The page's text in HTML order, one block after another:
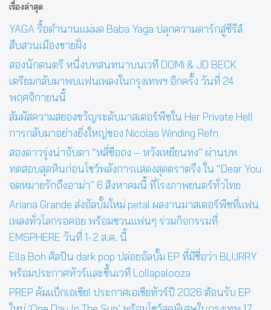
เรื่องล่าสุด
YAGA รื้อตำนานแม่มด Baba Yaga ปลุกความดาร์กสู่ซีรีส์
สืบสวนเมืองชายฝั่ง
สองนักดนตรี หนึ่งบทสนทนาบนเวที DOMi & JD BECK
เตรียมกลับมาพบแฟนเพลงในกรุงเทพฯ อีกครั้ง วันที่ 24
พฤศจิกายนนี้
สัมผัสความสยองขวัญระดับมาสเตอร์พีซใน Her Private Hell
การกลับมาอย่างยิ่งใหญ่ของ Nicolas Winding Refn
สองดาวรุ่งน่าจับตา “หลี่ซือถง – หวังเหยียนทง” ผ่านบท
ทดสอบสุดหินก่อนโชว์พลังการแสดงสุดตราตรึง ใน “Dear You
จดหมายรักถึงอาม่า” 6 สิงหาคมนี้ ที่โรงภาพยนตร์ทั่วไทย
Ariana Grande ส่งอัลบั้มใหม่ petal ผลงานมาสเตอร์พีซที่แฟน
เพลงทั่วโลกรอคอย พร้อมชวนแฟนๆ ร่วมกิจกรรมที่
EMSPHERE วันที่ 1-2 ส.ค. นี้
Ella Boh ศิลปิน dark pop ปล่อยอัลบั้ม EP ที่มีชื่อว่า BLURRY
พร้อมประกาศทัวร์และขึ้นเวที Lollapalooza
PREP คัมแบ็กเอเชีย! ประกาศเอเชียทัวร์ปี 2026 ต้อนรับ EP